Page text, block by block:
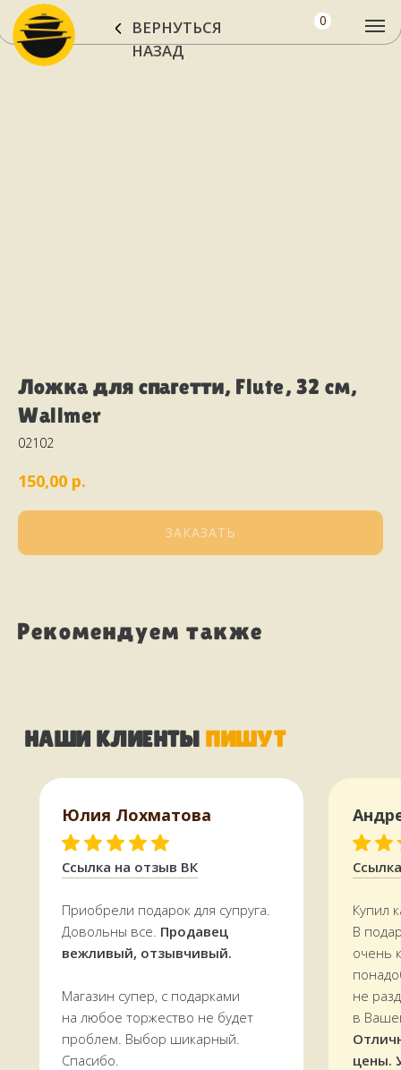
ВЕРНУТЬСЯ
НАЗАД
Ложка для спагетти, Flute, 32 см,
Wallmer
02102
150,00 р.
ЗАКАЗАТЬ
Рекомендуем также
ПИШУТ
Купил
В
очень
не
в
цены.
Приобрели подарок для супруга.
Довольны все. Продавец
вежливый, отзывчивый.
Магазин супер, с подарками
на любое торжество не будет
проблем. Выбор шикарный.
Спасибо.
Ссылка на отзыв ВК
Юлия Лохматова
КАК МЫ РАБОТАЕМ,
Всё, что есть на сайте, есть в наличии
Терском переулке, дом 4
Доставляемзаказы по всей области.
По Мурманску от 5000 р. —БЕСПЛАТНО
УЗНАТЬ СТОИМОСТЬ ДОСТАВКИ